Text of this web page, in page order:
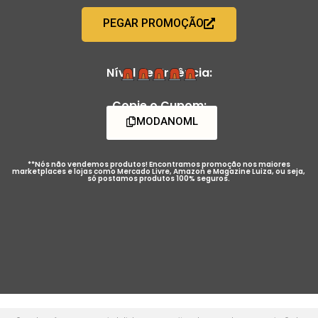
PEGAR PROMOÇÃO
Nível de Urgência:
Copie o Cupom:
MODANOML
**Nós não vendemos produtos! Encontramos promoção nos maiores
marketplaces e lojas como Mercado Livre, Amazon e Magazine Luiza, ou seja,
só postamos produtos 100% seguros.